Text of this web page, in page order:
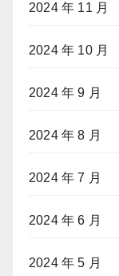
2024 年 11 月
2024 年 10 月
2024 年 9 月
2024 年 8 月
2024 年 7 月
2024 年 6 月
2024 年 5 月